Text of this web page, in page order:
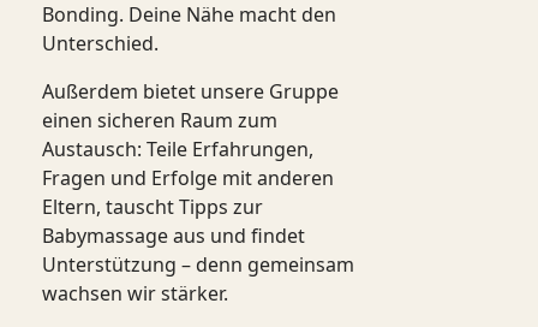
Bonding. Deine Nähe macht den
Unterschied.
Außerdem bietet unsere Gruppe
einen sicheren Raum zum
Austausch: Teile Erfahrungen,
Fragen und Erfolge mit anderen
Eltern, tauscht Tipps zur
Babymassage aus und findet
Unterstützung – denn gemeinsam
wachsen wir stärker.